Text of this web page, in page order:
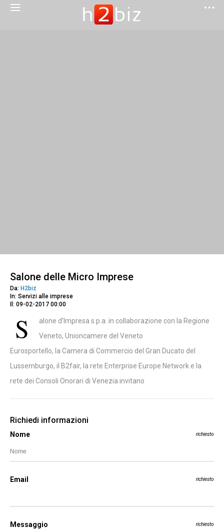
Salone delle Micro Imprese
Da: H2biz
In: Servizi alle imprese
Il: 09-02-2017 00:00
S
alone d'Impresa s.p.a. in collaborazione con la Regione
Veneto, Unioncamere del Veneto
Eurosportello, la Camera di Commercio del Gran Ducato del
Lussemburgo, il B2fair, la rete Enterprise Europe Network e la
rete dei Consoli Onorari di Venezia invitano
Richiedi informazioni
Nome richiesto
Email richiesto
Messaggio richiesto